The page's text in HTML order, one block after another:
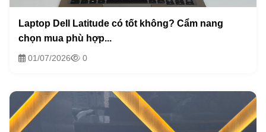
Laptop Dell Latitude có tốt không? Cẩm nang
chọn mua phù hợp...
01/07/2026 0